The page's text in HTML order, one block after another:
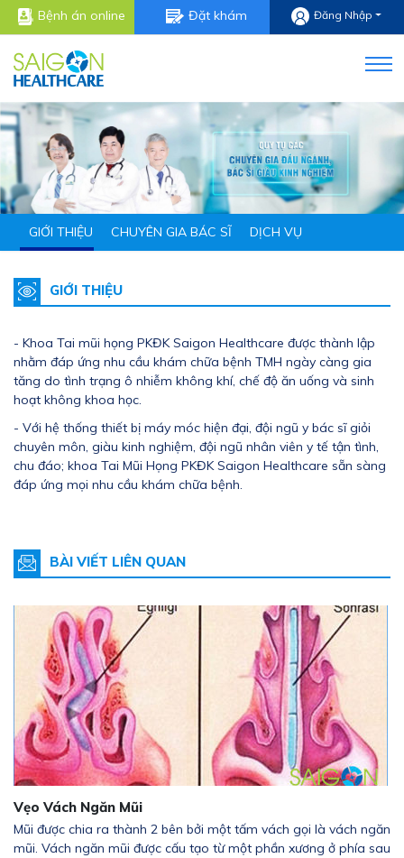
Bệnh án online Đặt khám Đăng Nhập
GIỚI THIỆU CHUYÊN GIA BÁC SĨ DỊCH VỤ
GIỚI THIỆU
- Khoa Tai mũi họng PKĐK Saigon Healthcare được thành lập
nhằm đáp ứng nhu cầu khám chữa bệnh TMH ngày càng gia
tăng do tình trạng ô nhiễm không khí, chế độ ăn uống và sinh
hoạt không khoa học.
- Với hệ thống thiết bị máy móc hiện đại, đội ngũ y bác sĩ giỏi
chuyên môn, giàu kinh nghiệm, đội ngũ nhân viên y tế tận tình,
chu đáo; khoa Tai Mũi Họng PKĐK Saigon Healthcare sẵn sàng
đáp ứng mọi nhu cầu khám chữa bệnh.
BÀI VIẾT LIÊN QUAN
Vẹo Vách Ngăn Mũi
Mũi được chia ra thành 2 bên bởi một tấm vách gọi là vách ngăn
mũi. Vách ngăn mũi được cấu tạo từ một phần xương ở phía sau